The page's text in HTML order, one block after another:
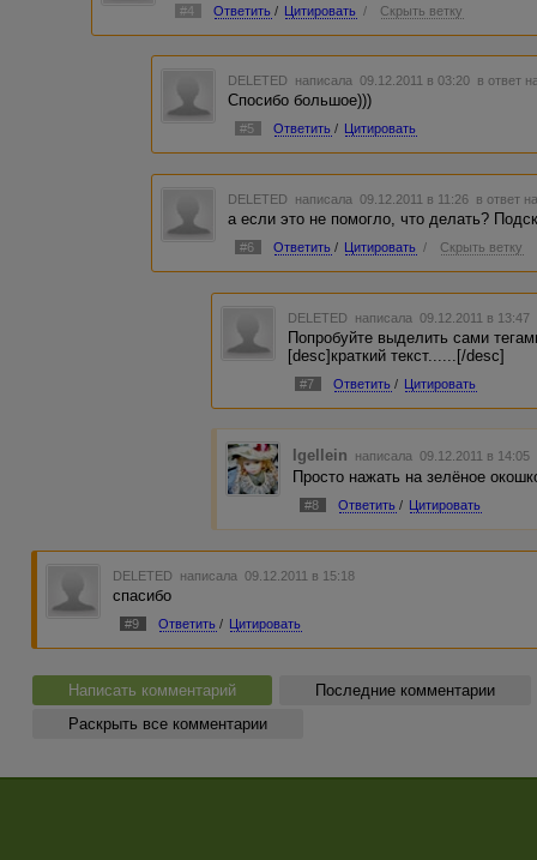
#4 Ответить / Цитировать / Скрыть ветку
DELETED написала 09.12.2011 в 03:20 в ответ
Спосибо большое)))
#5 Ответить / Цитировать
DELETED написала 09.12.2011 в 11:26 в ответ
а если это не помогло, что делать?
#6 Ответить / Цитировать / Скрыть ветку
DELETED написала 09.12.2011 в 13:47
Попробуйте выделить сами
[desc]краткий текст......[/desc]
#7 Ответить / Цитировать
Igellein написала 09.12.2011 в 14:05
Просто нажать на зелёное
#8 Ответить / Цитировать
DELETED написала 09.12.2011 в 15:18
спасибо
#9 Ответить / Цитировать
Написать комментарий
Последние комментарии
Раскрыть все комментарии